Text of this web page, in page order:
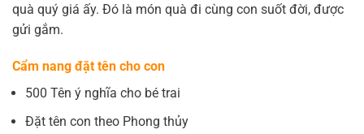
quà quý giá ấy. Đó là món quà đi cùng con suốt đời, được
gửi gắm.
Cẩm nang đặt tên cho con
500 Tên ý nghĩa cho bé trai
Đặt tên con theo Phong thủy